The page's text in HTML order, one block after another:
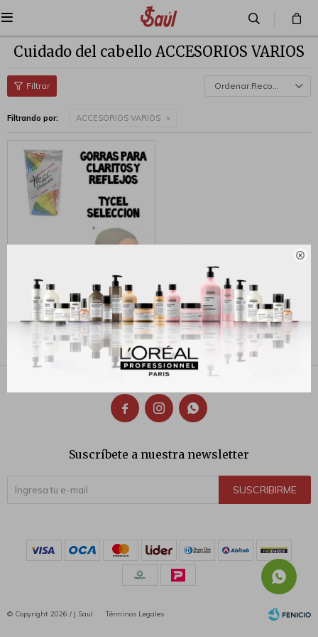


Cuidado del cabello ACCESORIOS VARIOS
Recomendados
Filtrando por: ACCESORIOS VARIOS
GORRA DE MECHAS LATEX
$ 130
  
Suscríbete a nuestra newsletter
SUSCRIBIRME
© Copyright 2026 / J.Saul Términos Legales